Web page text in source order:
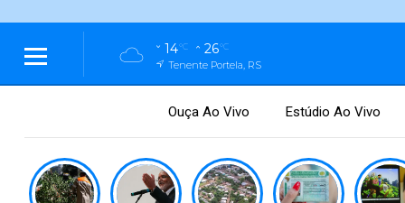
14°C 26°C
Tenente Portela, RS
Ouça Ao Vivo Estúdio Ao Vivo